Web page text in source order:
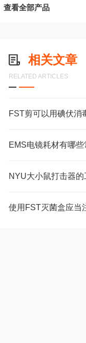
查看全部产品
相关文章
RELATED ARTICLES